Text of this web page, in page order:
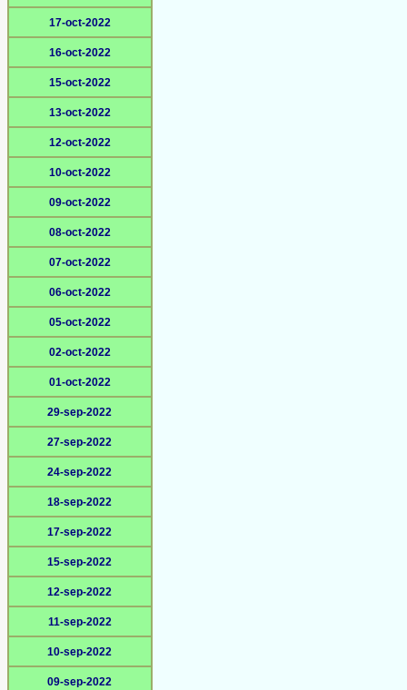
17-oct-2022
16-oct-2022
15-oct-2022
13-oct-2022
12-oct-2022
10-oct-2022
09-oct-2022
08-oct-2022
07-oct-2022
06-oct-2022
05-oct-2022
02-oct-2022
01-oct-2022
29-sep-2022
27-sep-2022
24-sep-2022
18-sep-2022
17-sep-2022
15-sep-2022
12-sep-2022
11-sep-2022
10-sep-2022
09-sep-2022